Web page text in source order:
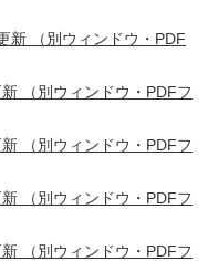
新 （別ウィンドウ・PDF
（別ウィンドウ・PDFフ
（別ウィンドウ・PDFフ
（別ウィンドウ・PDFフ
（別ウィンドウ・PDFフ